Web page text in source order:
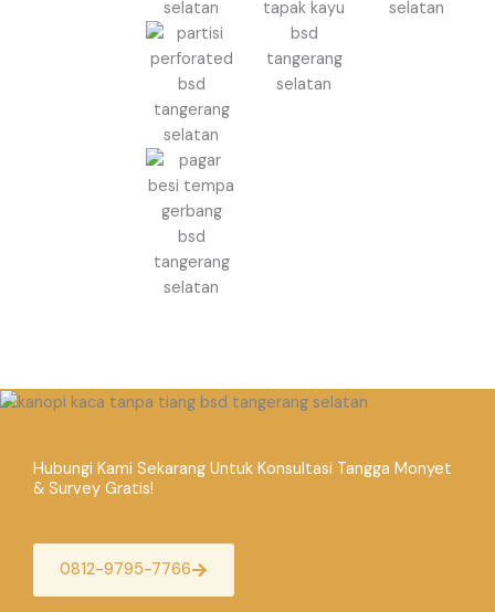
Hubungi Kami Sekarang Untuk Konsultasi Tangga Monyet
& Survey Gratis!
0812-9795-7766